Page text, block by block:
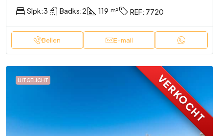
Slpk:3 Badks:2 119 REF: 7720
Bellen E-mail
UITGELICHT VERKOCHT